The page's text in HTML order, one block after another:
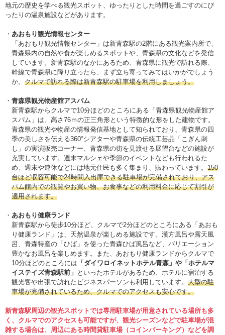
地元の歴史を学べる観光スポット、ゆったりとした時間を過ごすのにぴ
ったりの温泉施設などがあります。
あおもり観光情報センター
「あおもり観光情報センター」は新青森駅の2階にある観光案内所で、
青森県内の自然や食が楽しめるスポットや、青森県の文化などを発信
しています。新青森駅のなかにあるため、青森県に観光で訪れる際、
幹線で青森県に降り立ったら、まず立ち寄ってみてはいかがでしょう
か。 クルマで訪れる際は新青森駅の駐車場を利用しましょう。
青森県観光物産館アスパム
新青森駅からクルマで10分ほどのところにある「青森県観光物産館ア
スパム」は、高さ76ｍの正三角形という特徴的な形をした建物です。
青森県の観光や物産の情報発信基地として知られており、青森県の四
季の美しさを伝える360°シアターや青森県の伝統工芸品「こぎん刺
し」の実演販売コーナー、青森県の街を見渡せる展望台などの施設が
充実しています。週末マルシェや季節のイベントなども行われるた
め、週末や連休などには地元住民も多く集まり、賑わっています。 150
台ほど収容可能で24時間入出庫できる駐車場が完備されており、アス
パム館内での観覧やお買い物、お食事などの利用料金に応じて割引が
適用されます。
あおもり健康ランド
新青森駅から徒歩10分ほど、クルマで2分ほどのところにある「あおも
り健康ランド」は、天然温泉が楽しめる施設です。漢方風呂や露天風
呂、青森特産の「ひば」を使った青森ひば風呂など、バリエーション
豊かなお風呂を楽しめます。また、あおもり健康ランドからクルマで
10分ほどのところには 「ダイワロイネットホテル青森」や「ホテルマ
イステイズ青森駅前」 といったホテルがあるため、ホテルに宿泊する
観光客や出張で訪れたビジネスパーソンも利用しています。 大型の駐
車場が完備されているため、クルマでのアクセスも安心です。
新青森駅周辺の観光スポットでは専用駐車場が用意されている場所も多
く、クルマでのアクセスも可能ですが、観光シーズンなどで駐車場が混
雑する場合は、周辺にある時間貸駐車場（コインパーキング）などを調